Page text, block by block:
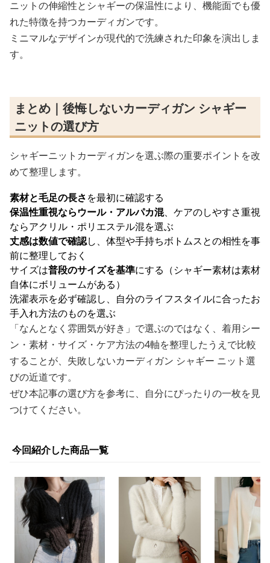
ニットの伸縮性とシャギーの保温性により、機能面でも優
れた特徴を持つカーディガンです。
ミニマルなデザインが現代的で洗練された印象を演出しま
す。
まとめ｜後悔しないカーディガン シャギー
ニットの選び方
シャギーニットカーディガンを選ぶ際の重要ポイントを改
めて整理します。
素材と毛足の長さを最初に確認する
保温性重視ならウール・アルパカ混、ケアのしやすさ重視
ならアクリル・ポリエステル混を選ぶ
丈感は数値で確認し、体型や手持ちボトムスとの相性を事
前に整理しておく
サイズは普段のサイズを基準にする（シャギー素材は素材
自体にボリュームがある）
洗濯表示を必ず確認し、自分のライフスタイルに合ったお
手入れ方法のものを選ぶ
「なんとなく雰囲気が好き」で選ぶのではなく、着用シー
ン・素材・サイズ・ケア方法の4軸を整理したうえで比較
することが、失敗しないカーディガン シャギー ニット選
びの近道です。
ぜひ本記事の選び方を参考に、自分にぴったりの一枚を見
つけてください。
今回紹介した商品一覧